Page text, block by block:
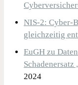
NIS-2: Cyber-
gleichzeitig
EuGH zu
Schadenersatz
2024